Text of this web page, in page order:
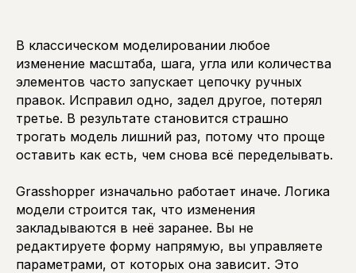
В классическом моделировании любое
изменение масштаба, шага, угла или количества
элементов часто запускает цепочку ручных
правок. Исправил одно, задел другое, потерял
третье. В результате становится страшно
трогать модель лишний раз, потому что проще
оставить как есть, чем снова всё переделывать.
Grasshopper изначально работает иначе. Логика
модели строится так, что изменения
закладываются в неё заранее. Вы не
редактируете форму напрямую, вы управляете
параметрами, от которых она зависит. Это